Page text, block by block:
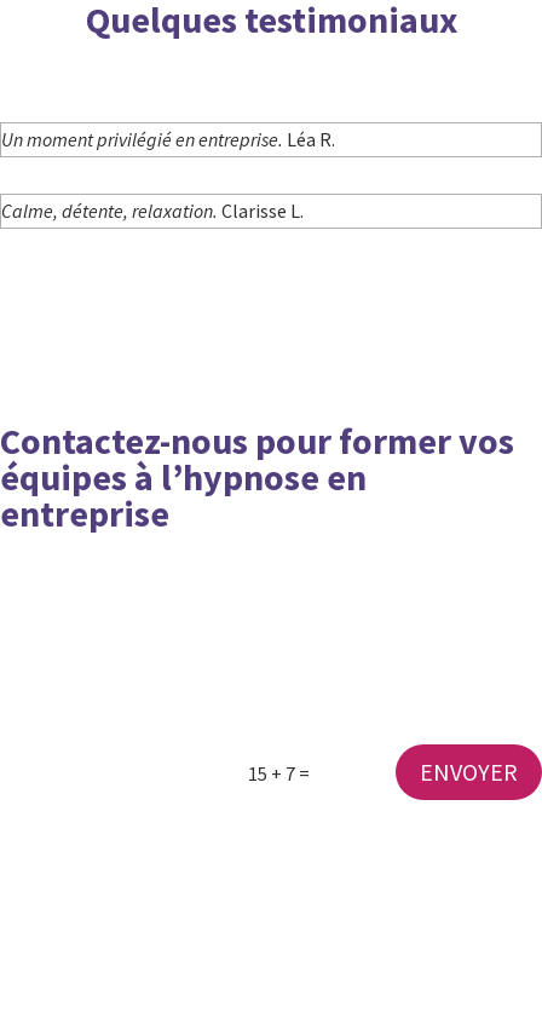
Quelques testimoniaux
Un moment privilégié en entreprise. Léa R.
Calme, détente, relaxation. Clarisse L.
Contactez-nous pour former vos
équipes à l’hypnose en
entreprise
15 + 7 = ENVOYER